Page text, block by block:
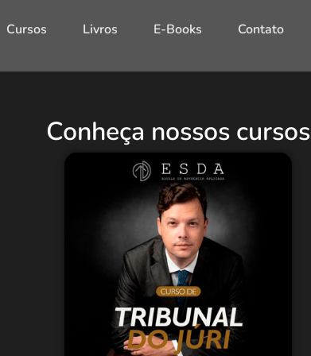
Cursos Livros E-Books Contato
Conheça nossos cursos